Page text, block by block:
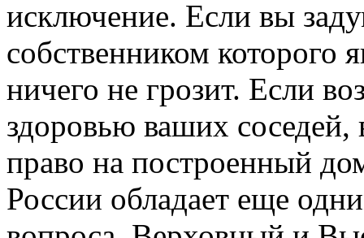
исключение. Если вы
собственником которого
ничего не грозит. Если
здоровью ваших соседей,
право на построенный
России обладает еще